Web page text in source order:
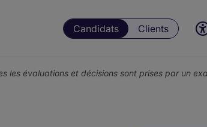
Candidats Clients
les évaluations et décisions sont prises par un